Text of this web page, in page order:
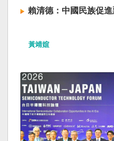
賴清德：中國民族促
黃靖媗